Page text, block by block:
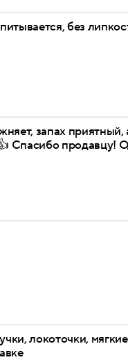
без
запах приятный,
Спасибо продавцу!
локоточки,